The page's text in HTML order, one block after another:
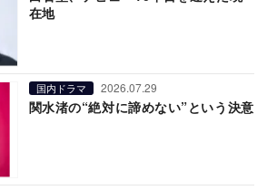
在地
国内ドラマ 2026.07.29
関水渚の“絶対に諦めない”という決意